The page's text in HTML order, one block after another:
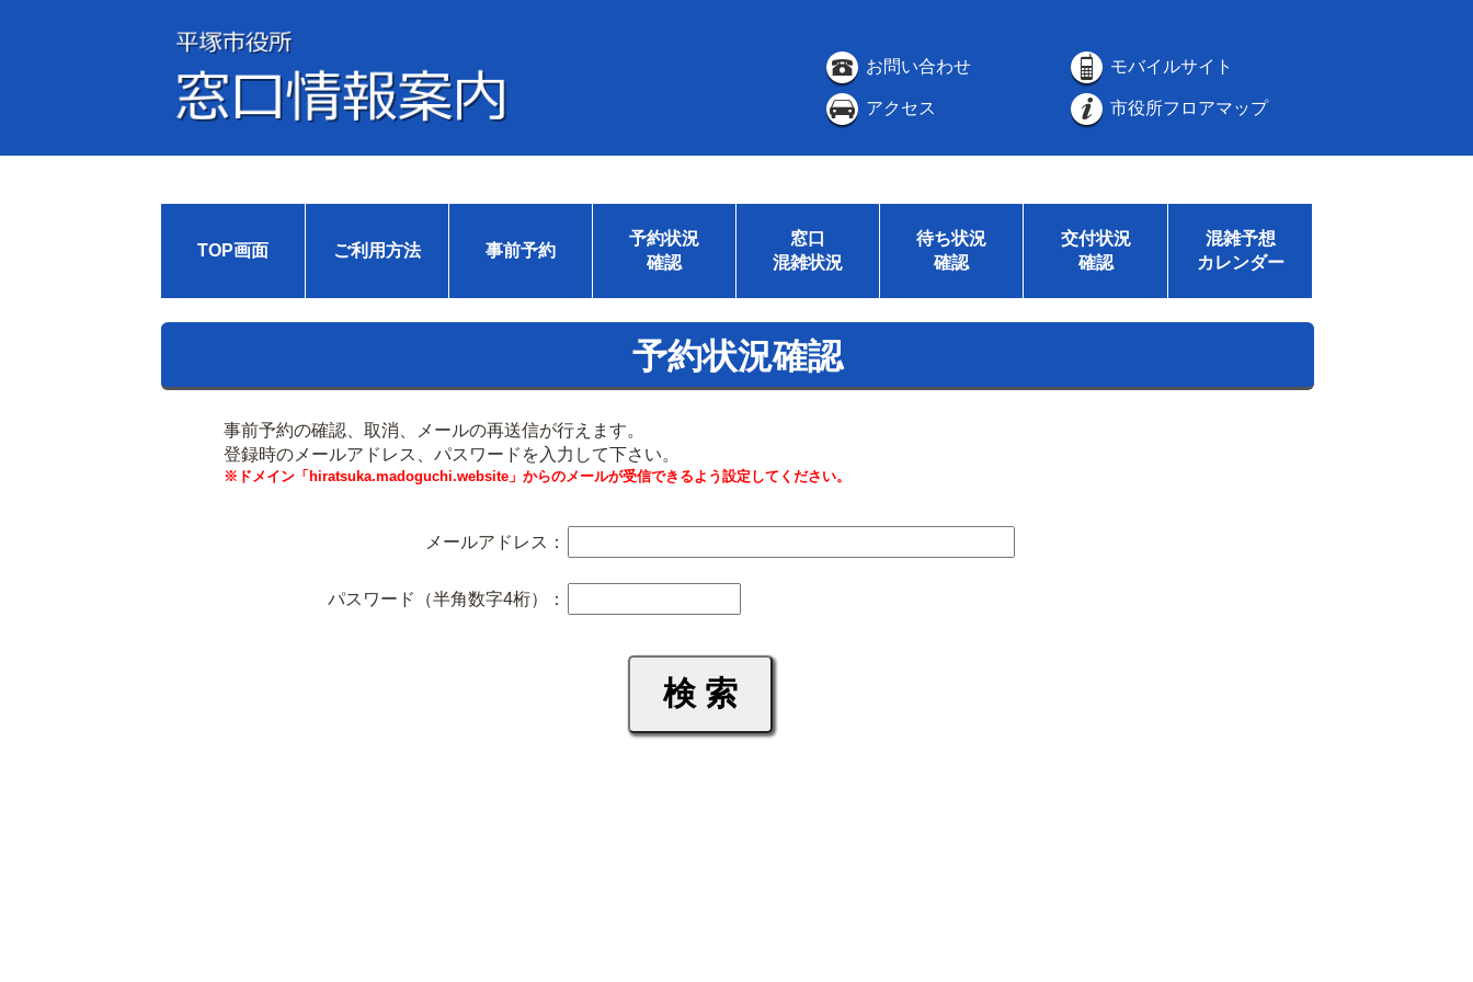
お問い合わせ モバイルサイト
アクセス 市役所フロアマップ
TOP画面 ご利用方法 事前予約
予約状況
確認
窓口
混雑状況
待ち状況
確認
交付状況
確認
混雑予想
カレンダー
予約状況確認
事前予約の確認、取消、メールの再送信が行えます。
登録時のメールアドレス、パスワードを入力して下さい。
※ドメイン「hiratsuka.madoguchi.website」からのメールが受信できるよう設定してください。
メールアドレス：
パスワード（半角数字4桁）：